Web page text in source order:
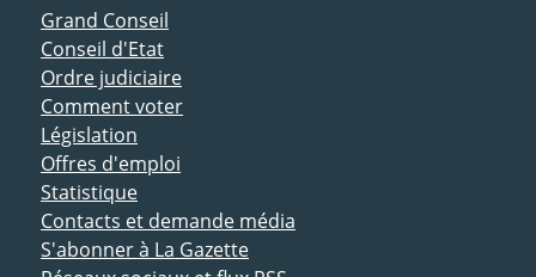
ACCÈS DIRECT
Grand Conseil
Conseil d'Etat
Ordre judiciaire
Comment voter
Législation
Offres d'emploi
Statistique
Contacts et demande média
S'abonner à La Gazette